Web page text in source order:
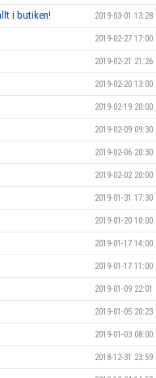
i butiken! 2019-03-01 13:28
2019-02-27 17:00
2019-02-21 21:26
2019-02-20 13:00
2019-02-19 20:00
2019-02-09 09:30
2019-02-06 20:30
2019-02-02 20:00
2019-01-31 17:30
2019-01-20 10:00
2019-01-17 14:00
2019-01-17 11:00
2019-01-09 22:01
2019-01-05 20:23
2019-01-03 08:00
2018-12-31 23:59